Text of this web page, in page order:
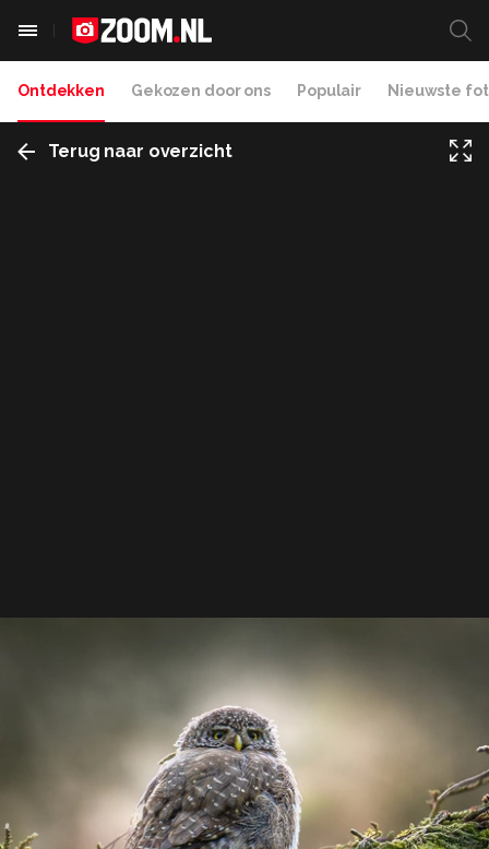
Ontdekken Gekozen door ons Populair Nieuwste
Terug naar overzicht